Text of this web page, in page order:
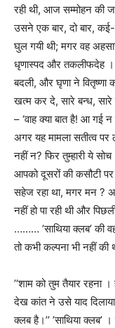
रही थी, आज सम्मोहन की
उसने एक बार,दो बार,कई-
घुल गयी थी;मगर वह
धृणास्पद और तकलीफदेह ।
बदली, और घृणा ने
खत्म कर दे,सारे बन्ध,
– ‘वाह क्या बात है! आ गई
अगर यह मामला सतीत्व पर
नहीं न?फिर तुम्हारी ये
आपको दूसरों की कसौटी
सहेज रहा था,मगर मन ?
नहीं हो पा रही थी और
……… ’साथिया क्लब’की
तो कभी कल्पना भी नहीं
’’शाम को तुम तैयार रहना
देख कांत ने उसे याद दिलाया
क्लब है।’’ ’साथिया क्लब’